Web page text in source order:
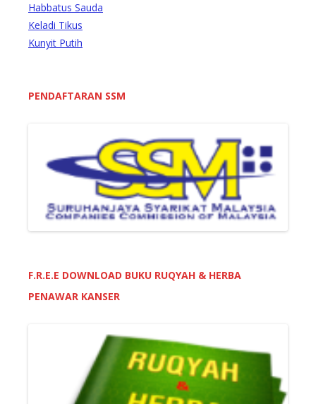
Habbatus Sauda
Keladi Tikus
Kunyit Putih
PENDAFTARAN SSM
F.R.E.E DOWNLOAD BUKU RUQYAH & HERBA
PENAWAR KANSER